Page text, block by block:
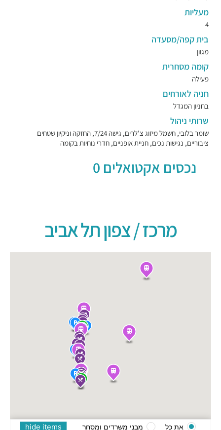
מעליות
4
בית קפה/מסעדה
מגוון
קומה מסחרית
פעילה
חניה לאורחים
בחניון המגדל
שרותי ניהול
שומר בלובי, חשמל מיזוג צ'לרים, גישה 7/24, החזקה וניקיון שטחים
ציבוריים, נגישות נכים, חניית אופניים, חדרי נוחיות בקומה
נכסים אקטואלים 0
מרכז / צפון תל אביב
hide items את כל מבני משרדים ומסחר